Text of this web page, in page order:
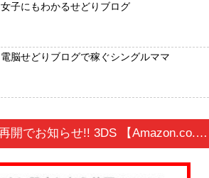
女子にもわかるせどりブログ
電脳せどりブログで稼ぐシングルママ
完売店多数！販売再開でお知らせ!! 3DS 【Amazon.co.jp限定】真・女神転生 DEEP STRANGE JOURNEY 真・女神転生 25周年記念スペシャルボックス